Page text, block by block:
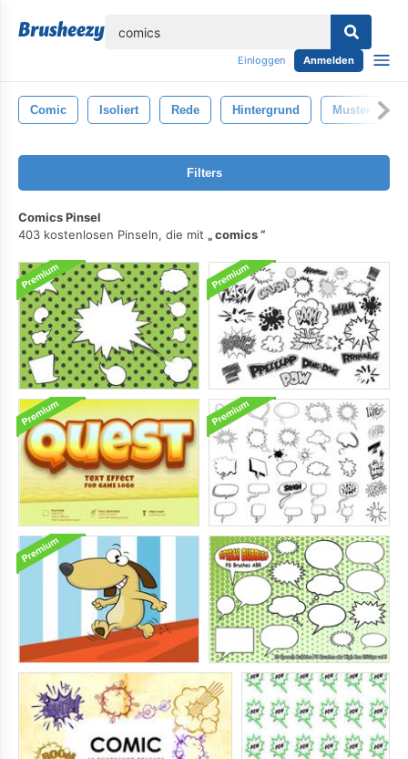
Einloggen Anmelden
Comic Isoliert Rede Hintergrund Muster
Filters
Comics Pinsel
403 kostenlosen Pinseln, die mit
comics